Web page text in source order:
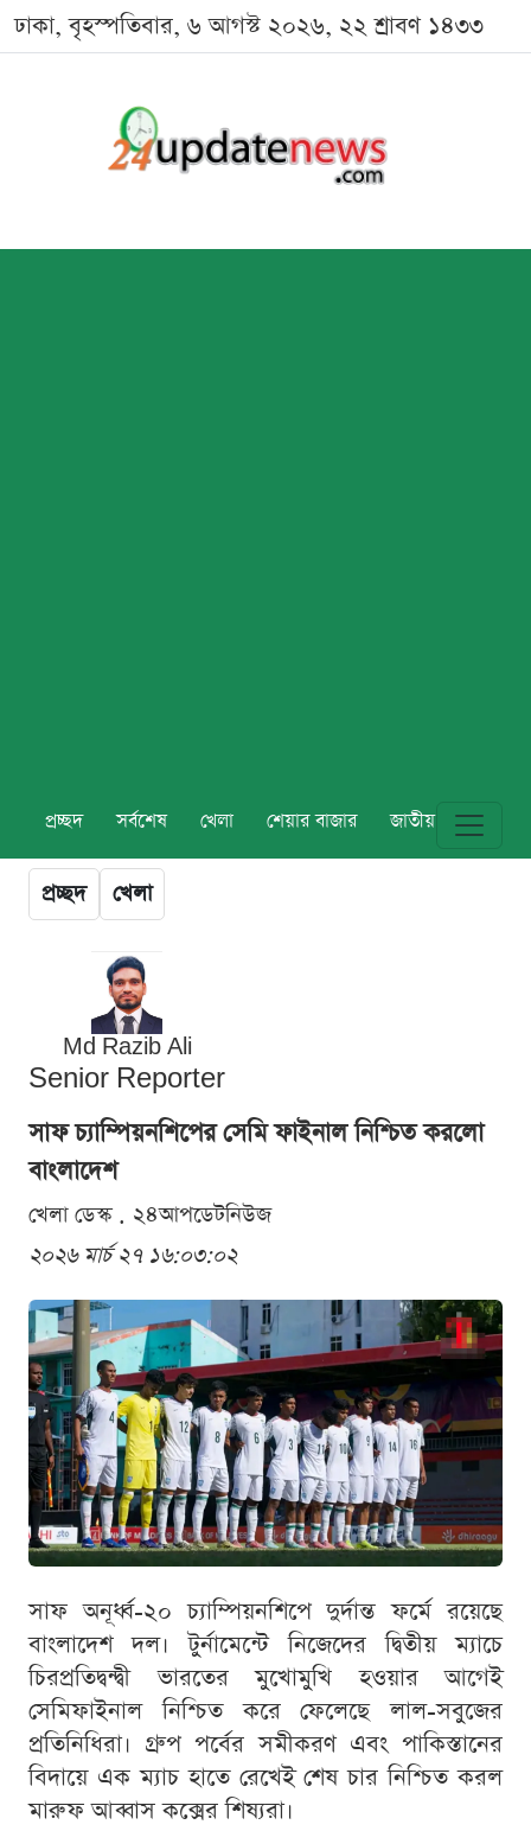
ঢাকা, বৃহস্পতিবার, ৬ আগস্ট ২০২৬, ২২ শ্রাবণ ১৪৩৩
প্রচ্ছদ সর্বশেষ খেলা শেয়ার বাজার জাতীয় বিশ্ব
প্রচ্ছদ খেলা
Md Razib Ali
Senior Reporter
সাফ চ্যাম্পিয়নশিপের সেমি ফাইনাল নিশ্চিত করলো
বাংলাদেশ
খেলা ডেস্ক . ২৪আপডেটনিউজ
২০২৬ মার্চ ২৭ ১৬:০৩:০২
সাফ অনূর্ধ্ব-২০ চ্যাম্পিয়নশিপে দুর্দান্ত ফর্মে রয়েছে
বাংলাদেশ দল। টুর্নামেন্টে নিজেদের দ্বিতীয় ম্যাচে
চিরপ্রতিদ্বন্দ্বী ভারতের মুখোমুখি হওয়ার আগেই
সেমিফাইনাল নিশ্চিত করে ফেলেছে লাল-সবুজের
প্রতিনিধিরা। গ্রুপ পর্বের সমীকরণ এবং পাকিস্তানের
বিদায়ে এক ম্যাচ হাতে রেখেই শেষ চার নিশ্চিত করল
মারুফ আব্বাস কক্সের শিষ্যরা।